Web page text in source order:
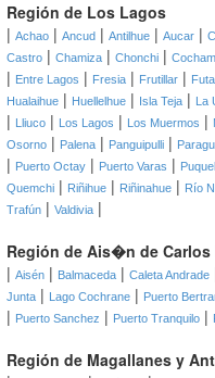
Región de Los Lagos
| Achao | Ancud | Antilhue | Aucar |
Castro | Chamiza | Chonchi |
| Entre Lagos | Fresia | Frutillar |
Hualaihue | Huellelhue | Isla Teja | La
| Lliuco | Los Lagos | Los Muermos |
Osorno | Palena | Panguipulli |
| Puerto Octay | Puerto Varas |
Quemchi | Riñihue | Riñinahue | Río
Trafún | Valdivia |
Región de Ais�n de Carlos
| Aisén | Balmaceda | Caleta Andrade
Junta | Lago Cochrane | Puerto
| Puerto Sanchez | Puerto Tranquilo |
Región de Magallanes y